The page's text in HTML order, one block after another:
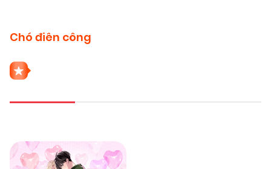
Chó điên công